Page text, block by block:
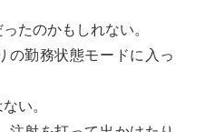
たのかもしれない。
勤務状態モードに入っ
い。